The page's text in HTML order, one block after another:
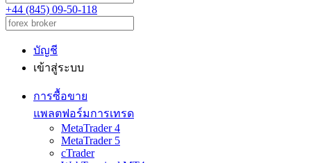
+44 (845) 09-50-118
บัญชี
เข้าสู่ระบบ
การซื้อขาย
แพลตฟอร์มการเทรด
MetaTrader 4
MetaTrader 5
cTrader